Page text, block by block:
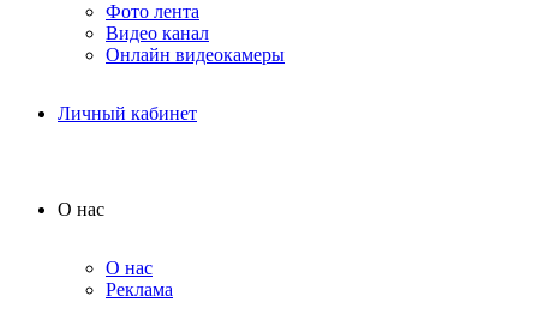
Фото лента
Видео канал
Онлайн видеокамеры
Личный кабинет
О нас
О нас
Реклама